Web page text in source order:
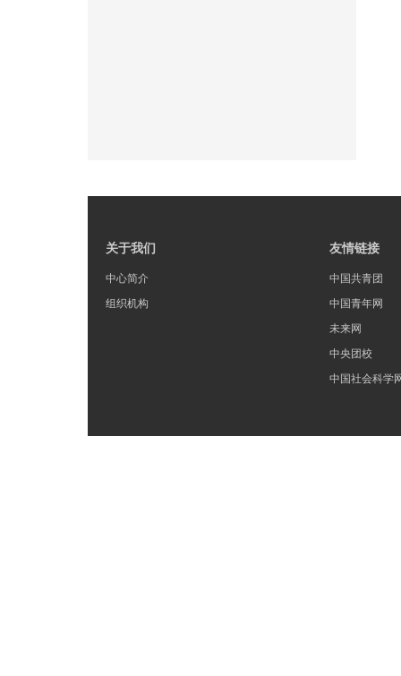
关于我们
中心简介
组织机构
友情链接
中国共青团
中国青年网
未来网
中央团校
中国社会科学